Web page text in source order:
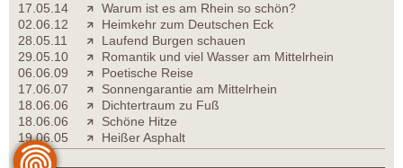
17.05.14
Warum ist es am Rhein so schön?
02.06.12
Heimkehr zum Deutschen Eck
28.05.11
Laufend Burgen schauen
29.05.10
Romantik und viel Wasser am Mittelrhein
06.06.09
Poetische Reise
17.06.07
Sonnengarantie am Mittelrhein
18.06.06
Dichtertraum zu Fuß
18.06.06
Schöne Hitze
19.06.05
Heißer Asphalt